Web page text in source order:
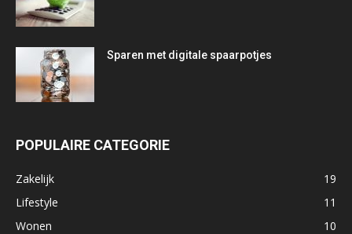
Sparen met digitale spaarpotjes
POPULAIRE CATEGORIE
Zakelijk
19
Lifestyle
11
Wonen
10